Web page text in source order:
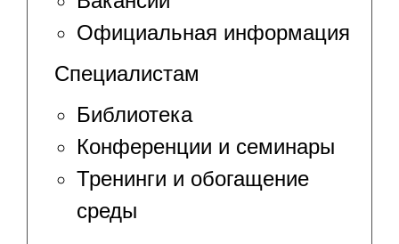
Официальная информация
Специалистам
Библиотека
Конференции и семинары
Тренинги и обогащение
среды